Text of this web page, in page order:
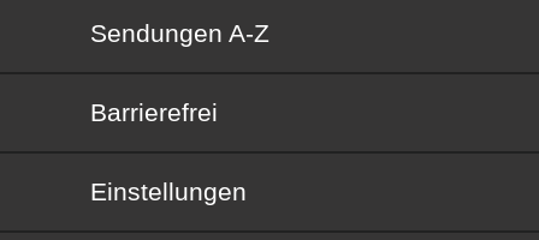
Sendungen von A bis Z
Sendungen A-Z
Barrierefrei
Barrierefrei
Einstellungen